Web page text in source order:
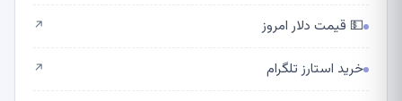
💵 قیمت دلار امروز ↗
خرید استارز تلگرام ↗